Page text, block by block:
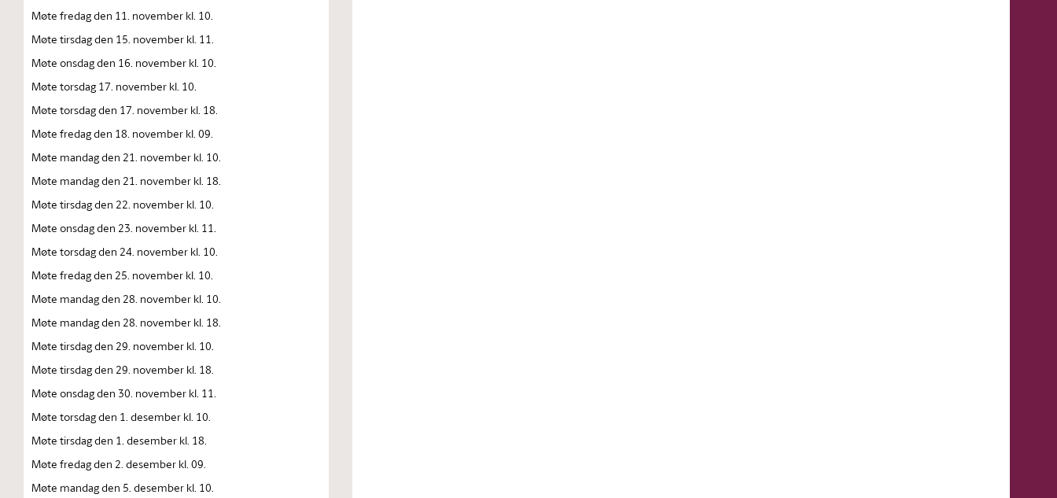
Møte fredag den 11. november kl. 10.
Møte tirsdag den 15. november kl. 11.
Møte onsdag den 16. november kl. 10.
Møte torsdag 17. november kl. 10.
Møte torsdag den 17. november kl. 18.
Møte fredag den 18. november kl. 09.
Møte mandag den 21. november kl. 10.
Møte mandag den 21. november kl. 18.
Møte tirsdag den 22. november kl. 10.
Møte onsdag den 23. november kl. 11.
Møte torsdag den 24. november kl. 10.
Møte fredag den 25. november kl. 10.
Møte mandag den 28. november kl. 10.
Møte mandag den 28. november kl. 18.
Møte tirsdag den 29. november kl. 10.
Møte tirsdag den 29. november kl. 18.
Møte onsdag den 30. november kl. 11.
Møte torsdag den 1. desember kl. 10.
Møte tirsdag den 1. desember kl. 18.
Møte fredag den 2. desember kl. 09.
Møte mandag den 5. desember kl. 10.